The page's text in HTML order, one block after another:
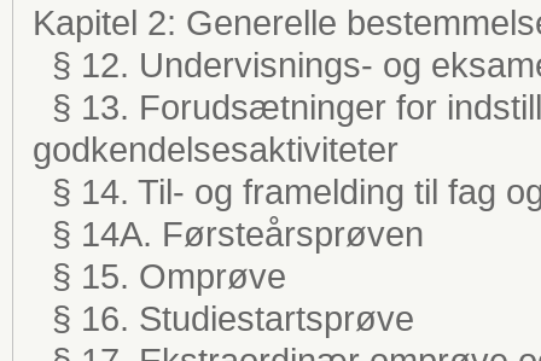
Kapitel 2: Generelle
§ 12. Undervisnings- og
§ 13. Forudsætninger for
godkendelsesaktiviteter
§ 14. Til- og framelding til fag
§ 14A. Førsteårsprøven
§ 15. Omprøve
§ 16. Studiestartsprøve